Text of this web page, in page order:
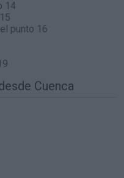
14
punto 16
Cuenca